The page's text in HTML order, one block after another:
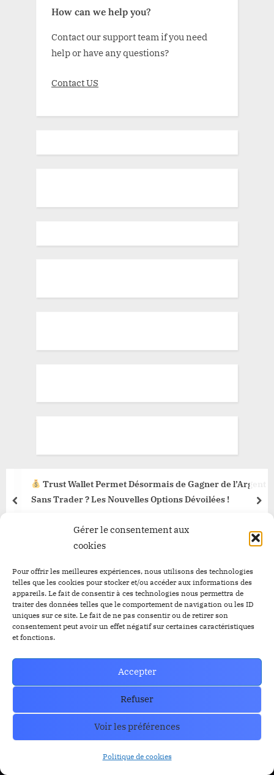
Gérer le consentement aux
cookies
Pour offrir les meilleures expériences, nous utilisons des technologies
telles que les cookies pour stocker et/ou accéder aux informations des
appareils. Le fait de consentir à ces technologies nous permettra de
traiter des données telles que le comportement de navigation ou les ID
uniques sur ce site. Le fait de ne pas consentir ou de retirer son
consentement peut avoir un effet négatif sur certaines caractéristiques
et fonctions.
Accepter
Refuser
Voir les préférences
Politique de cookies
How can we help you?
Contact our support team if you need
help or have any questions?
Contact US
Trust Wallet Permet Désormais de Gagner de l’Argent
Sans Trader ? Les Nouvelles Options Dévoilées !
prev
RESOURCES
CoinMarkecap
CoinGecKo
Organe de Presse
Cryptoalaune
A propos de nous